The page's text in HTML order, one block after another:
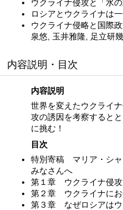
ウクライナ侵攻と「水
ロシアとウクライナは
ウクライナ侵略と国際
泉悠, 玉井雅隆, 足立研
内容説明・目次
内容説明
世界を変えたウクライ
攻の誘因を考察すると
に挑む！
目次
特別寄稿 マリア・シ
みなさんへ
第１章 ウクライナ侵攻
第２章 ウクライナにお
第３章 なぜロシアはウ